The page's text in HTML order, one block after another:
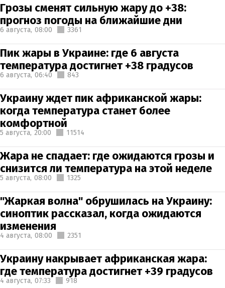
Грозы сменят сильную жару до +38:
прогноз погоды на ближайшие дни
6 августа, 08:00 3361
Пик жары в Украине: где 6 августа
температура достигнет +38 градусов
6 августа, 06:40 843
Украину ждет пик африканской жары:
когда температура станет более
комфортной
5 августа, 20:00 11514
Жара не спадает: где ожидаются грозы и
снизится ли температура на этой неделе
5 августа, 08:00 1325
"Жаркая волна" обрушилась на Украину:
синоптик рассказал, когда ожидаются
изменения
4 августа, 08:00 2351
Украину накрывает африканская жара:
где температура достигнет +39 градусов
4 августа, 07:33 918